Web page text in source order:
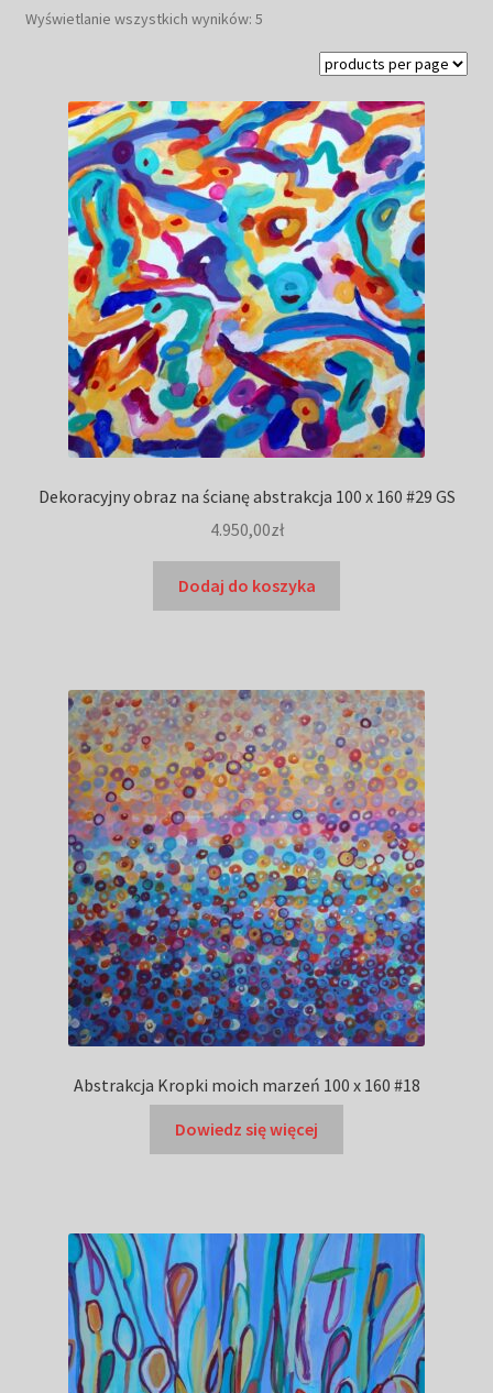
Kwiaty
Obrazy abstrakcyjne
Tarot
Wabi sabi
Aukcja
O mnie
Rozwiń
menu
potomne
GalleryStore
Wyświetlanie wszystkich wyników: 5Posortowane
najnowszych
Dekoracyjny obraz na ścianę abstrakcja 100 x 160 #29 GS
4.950,00zł
Dodaj do koszyka
Abstrakcja Kropki moich marzeń 100 x 160 #18
Dowiedz się więcej